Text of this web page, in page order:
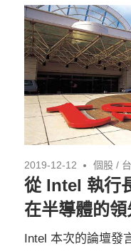
2019-12-12 個股 /
從 Intel 執行
在半導體的領
Intel 本次的論壇發